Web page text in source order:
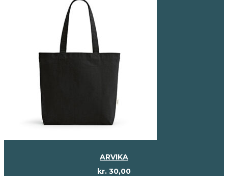
ARVIKA
kr. 30,00